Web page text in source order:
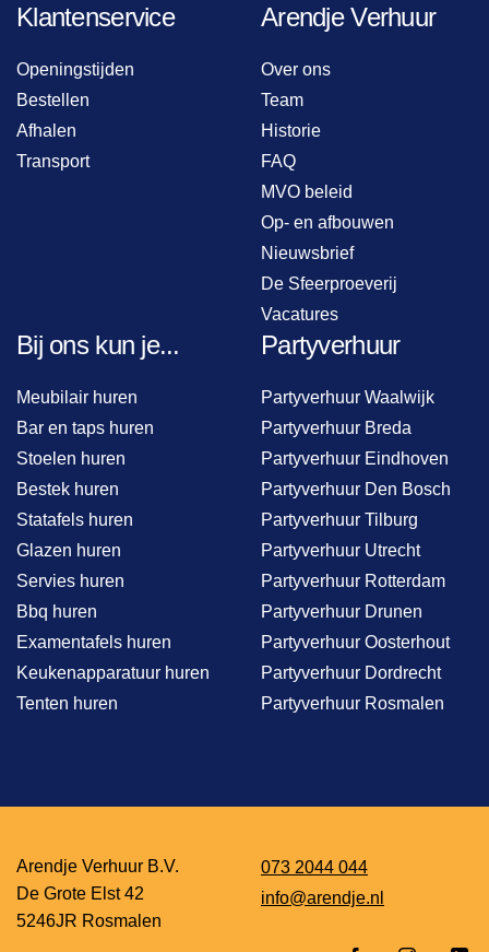
Klantenservice
Openingstijden
Bestellen
Afhalen
Transport
Arendje Verhuur
Over ons
Team
Historie
FAQ
MVO beleid
Op- en afbouwen
Nieuwsbrief
De Sfeerproeverij
Vacatures
Bij ons kun je...
Meubilair huren
Bar en taps huren
Stoelen huren
Bestek huren
Statafels huren
Glazen huren
Servies huren
Bbq huren
Examentafels huren
Keukenapparatuur huren
Tenten huren
Partyverhuur
Partyverhuur Waalwijk
Partyverhuur Breda
Partyverhuur Eindhoven
Partyverhuur Den Bosch
Partyverhuur Tilburg
Partyverhuur Utrecht
Partyverhuur Rotterdam
Partyverhuur Drunen
Partyverhuur Oosterhout
Partyverhuur Dordrecht
Partyverhuur Rosmalen
Arendje Verhuur B.V.
De Grote Elst 42
5246JR Rosmalen
073 2044 044
info@arendje.nl